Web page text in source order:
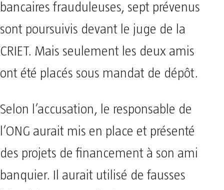
bancaires frauduleuses, sept prévenus
sont poursuivis devant le juge de la
CRIET. Mais seulement les deux amis
ont été placés sous mandat de dépôt.
Selon l’accusation, le responsable de
l’ONG aurait mis en place et présenté
des projets de financement à son ami
banquier. Il aurait utilisé de fausses